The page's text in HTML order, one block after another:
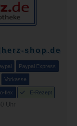
shop.de
Paypal Express
Vorkasse
flex E-Rezept
Uhr